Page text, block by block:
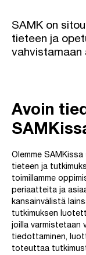
SAMK on
tieteen ja
vahvistamaan
Avoin
Olemme
tieteen ja
toimillamme
periaatteita ja
kansainvälistä
tutkimuksen
joilla varmistetaan
tiedottaminen,
toteuttaa